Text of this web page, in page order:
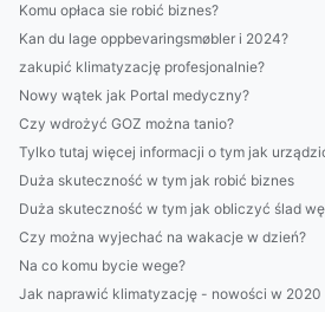
Komu opłaca sie robić biznes?
Kan du lage oppbevaringsmøbler i 2024?
zakupić klimatyzację profesjonalnie?
Nowy wątek jak Portal medyczny?
Czy wdrożyć GOZ można tanio?
Tylko tutaj więcej informacji o tym jak
Duża skuteczność w tym jak robić biznes
Duża skuteczność w tym jak obliczyć ślad
Czy można wyjechać na wakacje w dzień?
Na co komu bycie wege?
Jak naprawić klimatyzację - nowości w 2020